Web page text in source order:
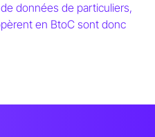
données de particuliers,
en BtoC sont donc